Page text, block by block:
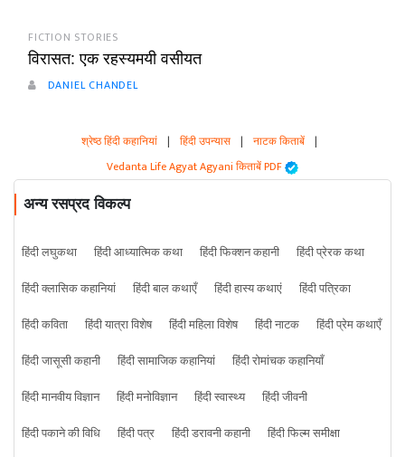
FICTION STORIES
विरासत: एक रहस्यमयी वसीयत
DANIEL CHANDEL
श्रेष्ठ हिंदी कहानियां | हिंदी उपन्यास | नाटक किताबें |
Vedanta Life Agyat Agyani किताबें PDF
अन्य रसप्रद विकल्प
हिंदी लघुकथा हिंदी आध्यात्मिक कथा हिंदी फिक्शन कहानी
हिंदी प्रेरक कथा
हिंदी क्लासिक कहानियां
हिंदी बाल कथाएँ हिंदी हास्य कथाएं
हिंदी पत्रिका
हिंदी कविता
हिंदी यात्रा विशेष हिंदी महिला विशेष हिंदी नाटक
हिंदी प्रेम कथाएँ
हिंदी जासूसी कहानी
हिंदी सामाजिक कहानियां
हिंदी रोमांचक कहानियाँ
हिंदी मानवीय विज्ञान
हिंदी मनोविज्ञान हिंदी स्वास्थ्य
हिंदी जीवनी
हिंदी पकाने की विधि
हिंदी पत्र हिंदी डरावनी कहानी
हिंदी फिल्म समीक्षा